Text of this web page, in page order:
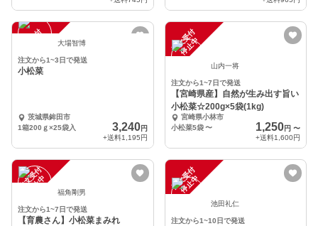
注
文
受
付
停
止 大場智博
注文から1~3日で発送
小松菜
茨城県鉾田市
1箱200ｇ×25袋入
3,240円
+送料1,195円
注
文
受
付
停
止
中
山内一将
注文から1~7日で発送
【宮崎県産】自然が生み出す旨い
小松菜☆200g×5袋(1kg)
宮崎県小林市
小松菜5袋 〜 1,250円 〜
+送料1,600円
注
文
受
付
停
止
中 福角剛男
注文から1~7日で発送
【育農さん】小松菜まみれ
注
文
受
付
停
止
中
池田礼仁
注文から1~10日で発送